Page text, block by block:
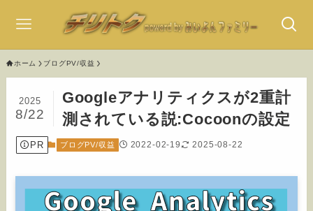
ホーム ブログPV/収益
Googleアナリティクスが2重計
測されている説:Cocoonの設定
2025
8/22
PR ブログPV/収益 2022-02-19 2025-08-22